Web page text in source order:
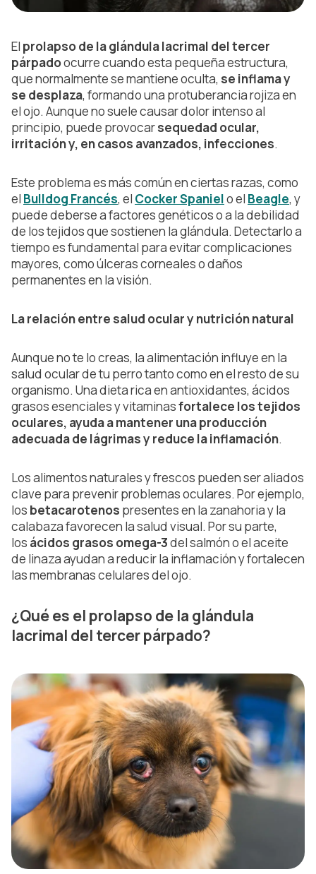
El prolapso de la glándula lacrimal del tercer
párpadoocurre cuando esta pequeña estructura,
que normalmente se mantiene oculta, se inflama y
se desplaza, formando una protuberancia rojiza en
el ojo. Aunque no suele causar dolor intenso al
principio, puede provocarsequedad ocular,
irritación y, en casos avanzados, infecciones.
Este problema es más común en ciertas razas, como
el Bulldog Francés, el Cocker Spanielo el Beagle, y
puede deberse a factores genéticos o a la debilidad
de los tejidos que sostienen la glándula. Detectarlo a
tiempo es fundamental para evitar complicaciones
mayores, como úlceras corneales o daños
permanentes en la visión.
La relación entre salud ocular y nutrición natural
Aunque no te lo creas, la alimentación influye en la
salud ocular de tu perro tanto como en el resto de su
organismo. Una dieta rica en antioxidantes, ácidos
grasos esenciales y vitaminasfortalece los tejidos
oculares, ayuda a mantener una producción
adecuada de lágrimas y reduce la inflamación.
Los alimentos naturales y frescos pueden ser aliados
clave para prevenir problemas oculares. Por ejemplo,
los betacarotenos presentes en la zanahoria y la
calabaza favorecen la salud visual. Por su parte,
los ácidos grasos omega-3del salmón o el aceite
de linaza ayudan a reducir la inflamación y fortalecen
las membranas celulares del ojo.
¿Qué es el prolapso de la glándula
lacrimal del tercer párpado?